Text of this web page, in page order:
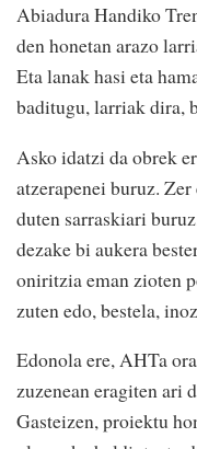
Abiadura Handiko
den honetan arazo
Eta lanak hasi eta
baditugu, larriak dira,
Asko idatzi da obrek
atzerapenei buruz.
duten sarraskiari
dezake bi aukera
oniritzia eman zioten
zuten edo, bestela,
Edonola ere, AHTa
zuzenean eragiten ari
Gasteizen, proiektu